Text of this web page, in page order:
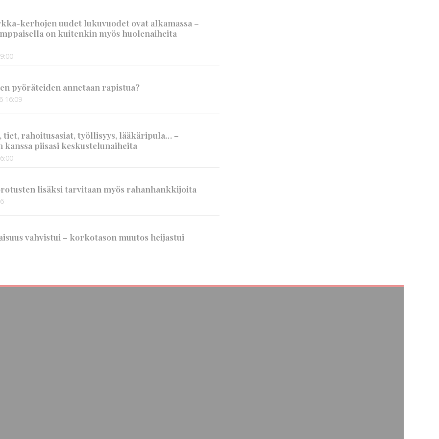
kerhojen uudet lukuvuodet ovat alkamassa –
on kuitenkin myös huolenaiheita
pyöräteiden annetaan rapistua?
16:09
tiet, rahoitusasiat, työllisyys, lääkäripula… –
kanssa piisasi keskustelunaiheita
lisäksi tarvitaan myös rahanhankkijoita
vahvistui – korkotason muutos heijastui